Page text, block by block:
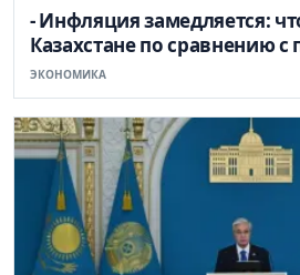
- Инфляция замедляется:
Казахстане по сравнению
ЭКОНОМИКА